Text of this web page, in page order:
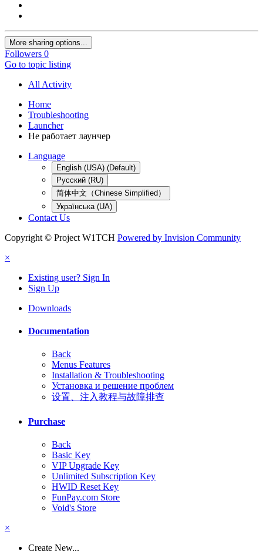
More sharing options...
Followers 0
Go to topic listing
All Activity
Home
Troubleshooting
Launcher
Не работает лаунчер
Language
English (USA) (Default)
Русский (RU)
简体中文（Chinese Simplified）
Українська (UA)
Contact Us
Copyright © Project W1TCH Powered by Invision Community
×
Existing user? Sign In
Sign Up
Downloads
Documentation
Back
Menus Features
Installation & Troubleshooting
Установка и решение проблем
设置、注入教程与故障排查
Purchase
Back
Basic Key
VIP Upgrade Key
Unlimited Subscription Key
HWID Reset Key
FunPay.com Store
Void's Store
×
Create New...